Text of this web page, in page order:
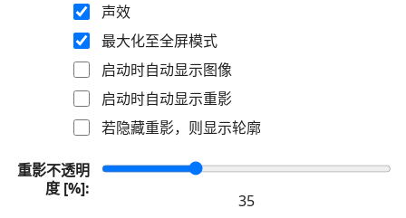
声效
最大化至全屏模式
启动时自动显示图像
启动时自动显示重影
若隐藏重影，则显示轮廓
重影不透明
度 [%]